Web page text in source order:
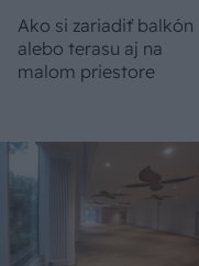
Ako si zariadiť balkón
alebo terasu aj na
malom priestore